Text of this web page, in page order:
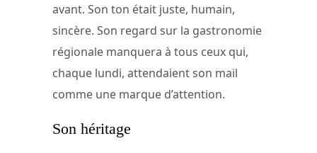
avant. Son ton était juste, humain,
sincère. Son regard sur la gastronomie
régionale manquera à tous ceux qui,
chaque lundi, attendaient son mail
comme une marque d’attention.
Son héritage